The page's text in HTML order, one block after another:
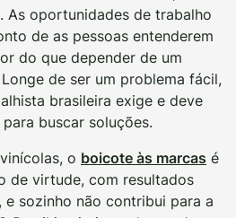
As oportunidades de trabalho
de as pessoas entenderem
do que depender de um
de ser um problema fácil,
brasileira exige e deve
buscar soluções.
o boicote às marcas é
de virtude, com resultados
e sozinho não contribui para a